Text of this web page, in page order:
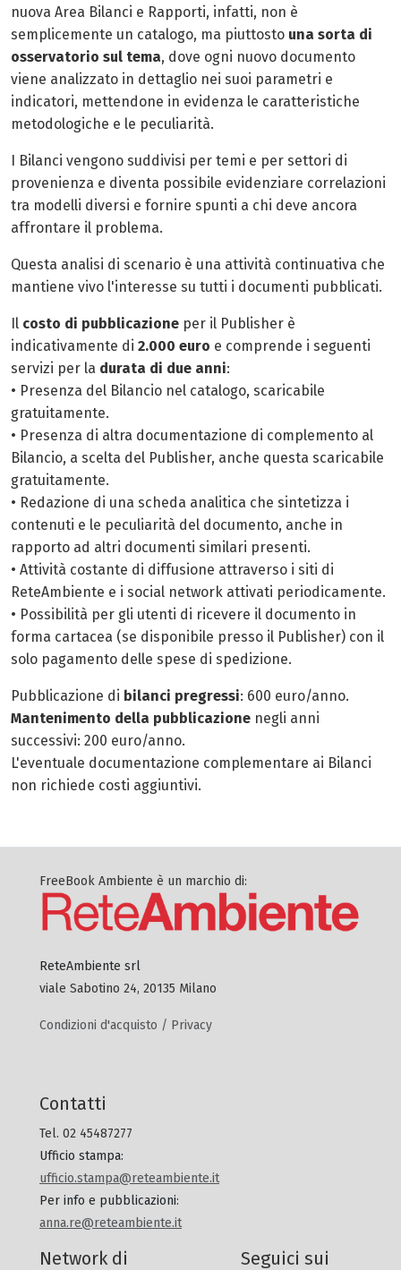
nuova Area Bilanci e Rapporti, infatti, non è
semplicemente un catalogo, ma piuttosto una sorta di
osservatorio sul tema, dove ogni nuovo documento
viene analizzato in dettaglio nei suoi parametri e
indicatori, mettendone in evidenza le caratteristiche
metodologiche e le peculiarità.
I Bilanci vengono suddivisi per temi e per settori di
provenienza e diventa possibile evidenziare correlazioni
tra modelli diversi e fornire spunti a chi deve ancora
affrontare il problema.
Questa analisi di scenario è una attività continuativa che
mantiene vivo l'interesse su tutti i documenti pubblicati.
Il costo di pubblicazione per il Publisher è
indicativamente di 2.000 euro e comprende i seguenti
servizi per la durata di due anni:
• Presenza del Bilancio nel catalogo, scaricabile
gratuitamente.
• Presenza di altra documentazione di complemento al
Bilancio, a scelta del Publisher, anche questa scaricabile
gratuitamente.
• Redazione di una scheda analitica che sintetizza i
contenuti e le peculiarità del documento, anche in
rapporto ad altri documenti similari presenti.
• Attività costante di diffusione attraverso i siti di
ReteAmbiente e i social network attivati periodicamente.
• Possibilità per gli utenti di ricevere il documento in
forma cartacea (se disponibile presso il Publisher) con il
solo pagamento delle spese di spedizione.
Pubblicazione di bilanci pregressi: 600 euro/anno.
Mantenimento della pubblicazione negli anni
successivi: 200 euro/anno.
L'eventuale documentazione complementare ai Bilanci
non richiede costi aggiuntivi.
FreeBook Ambiente è un marchio di:
ReteAmbiente srl
viale Sabotino 24, 20135 Milano
Condizioni d'acquisto / Privacy
Contatti
Tel. 02 45487277
Ufficio stampa:
ufficio.stampa@reteambiente.it
Per info e pubblicazioni:
anna.re@reteambiente.it
Network di
Seguici sui